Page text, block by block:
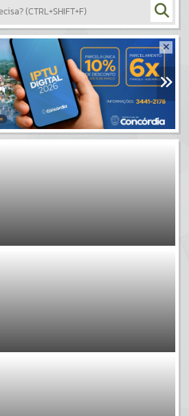
Por favor, aguarde...
Por favor, aguarde...